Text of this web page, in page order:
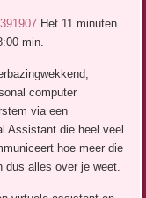
Het 11 minuten
min.
computer
via een
Assistant die heel veel
hoe meer die
dus alles over je weet.